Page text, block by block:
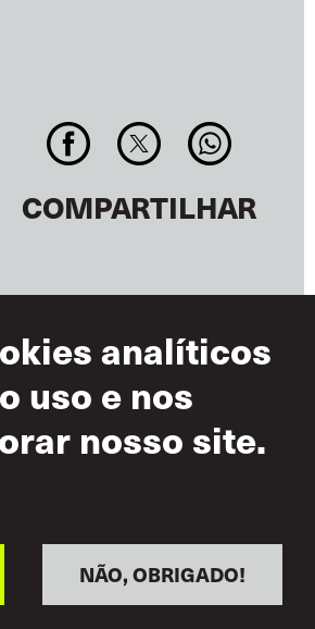
COMPARTILHAR
analíticos
uso e nos
nosso site.
NÃO, OBRIGADO!